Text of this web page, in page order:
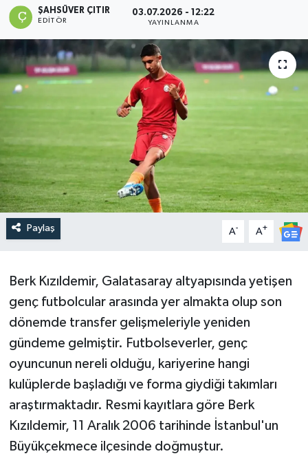
ŞAHSÜVER ÇITIR
EDITÖR
03.07.2026 - 12:22
YAYINLANMA
Paylaş A- A+
Berk Kızıldemir, Galatasaray altyapısında yetişen
genç futbolcular arasında yer almakta olup son
dönemde transfer gelişmeleriyle yeniden
gündeme gelmiştir. Futbolseverler, genç
oyuncunun nereli olduğu, kariyerine hangi
kulüplerde başladığı ve forma giydiği takımları
araştırmaktadır. Resmi kayıtlara göre Berk
Kızıldemir, 11 Aralık 2006 tarihinde İstanbul'un
Büyükçekmece ilçesinde doğmuştur.
GÖKÇEBEY